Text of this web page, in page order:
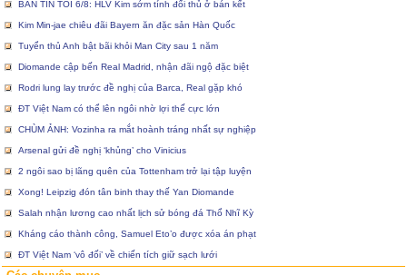
BẢN TIN TỐI 6/8: HLV Kim sớm tính đối thủ ở bán kết
Kim Min-jae chiêu đãi Bayern ăn đặc sản Hàn Quốc
Tuyển thủ Anh bật bãi khỏi Man City sau 1 năm
Diomande cập bến Real Madrid, nhận đãi ngộ đặc biệt
Rodri lung lay trước đề nghị của Barca, Real gặp khó
ĐT Việt Nam có thể lên ngôi nhờ lợi thế cực lớn
CHÙM ẢNH: Vozinha ra mắt hoành tráng nhất sự nghiệp
Arsenal gửi đề nghị ‘khủng’ cho Vinicius
2 ngôi sao bị lãng quên của Tottenham trở lại tập luyện
Xong! Leipzig đón tân binh thay thế Yan Diomande
Salah nhận lương cao nhất lịch sử bóng đá Thổ Nhĩ Kỳ
Kháng cáo thành công, Samuel Eto’o được xóa án phạt
ĐT Việt Nam ‘vô đối’ về chiến tích giữ sạch lưới